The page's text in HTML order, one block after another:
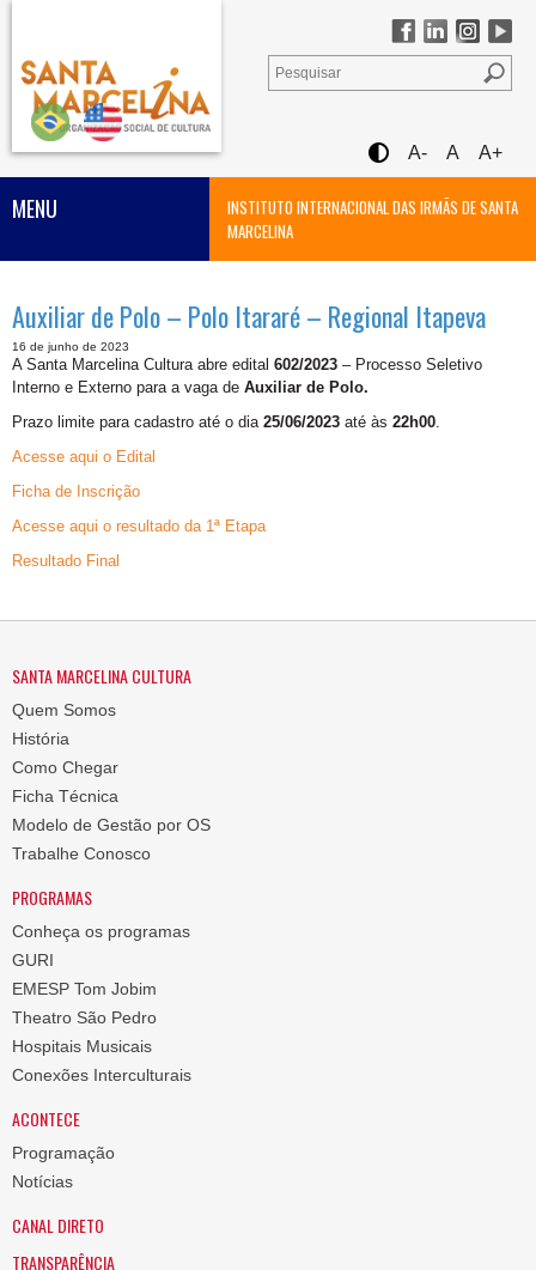
A- A A+
INSTITUTO INTERNACIONAL DAS IRMÃS DE SANTA
MARCELINA
MENU
Auxiliar de Polo – Polo Itararé – Regional Itapeva
16 de junho de 2023
A Santa Marcelina Cultura abre edital 602/2023 – Processo Seletivo
Interno e Externo para a vaga de Auxiliar de Polo.
Prazo limite para cadastro até o dia25/06/2023 até às 22h00.
Acesse aqui o Edital
Ficha de Inscrição
Acesse aqui o resultado da 1ª Etapa
Resultado Final
SANTA MARCELINA CULTURA
Quem Somos
História
Como Chegar
Ficha Técnica
Modelo de Gestão por OS
Trabalhe Conosco
PROGRAMAS
Conheça os programas
GURI
EMESP Tom Jobim
Theatro São Pedro
Hospitais Musicais
Conexões Interculturais
ACONTECE
Programação
Notícias
CANAL DIRETO
TRANSPARÊNCIA